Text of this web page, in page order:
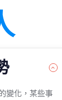
變化，某些事